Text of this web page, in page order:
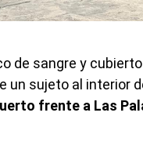
de sangre y
un sujeto al interior
frente a Las